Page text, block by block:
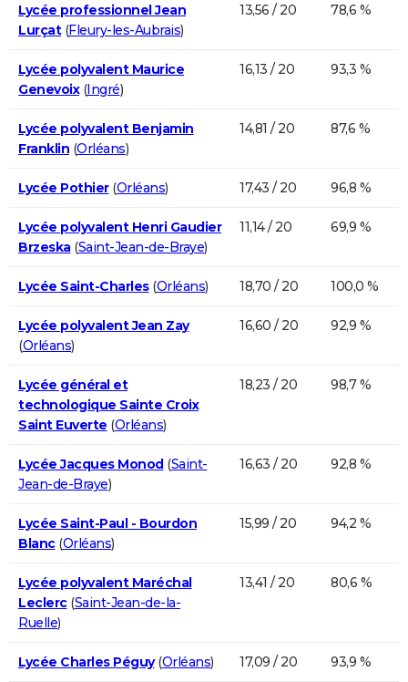
Lycée professionnel Jean
Lurçat(Fleury-les-Aubrais)
13,56 / 20 78,6 %
Lycée polyvalent Maurice
Genevoix(Ingré)
16,13 / 20 93,3 %
Lycée polyvalent Benjamin
Franklin (Orléans)
14,81 / 20 87,6 %
Lycée Pothier(Orléans) 17,43 / 20 96,8 %
Lycée polyvalent Henri Gaudier
Brzeska(Saint-Jean-de-Braye)
11,14 / 20 69,9 %
Lycée Saint-Charles(Orléans) 18,70 / 20 100,0 %
Lycée polyvalent Jean Zay
(Orléans)
16,60 / 20 92,9 %
Lycée général et
technologique Sainte Croix
Saint Euverte (Orléans)
18,23 / 20 98,7 %
Lycée Jacques Monod(Saint-
Jean-de-Braye)
16,63 / 20 92,8 %
Lycée Saint-Paul - Bourdon
Blanc(Orléans)
15,99 / 20 94,2 %
Lycée polyvalent Maréchal
Leclerc(Saint-Jean-de-la-
Ruelle)
13,41 / 20 80,6 %
Lycée Charles Péguy(Orléans) 17,09 / 20 93,9 %